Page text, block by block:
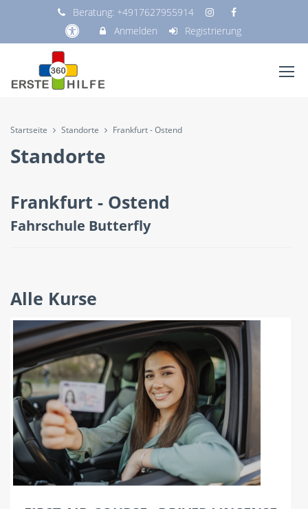
Beratung: +4917627955914
Anmelden
Registrierung
Startseite Standorte Frankfurt - Ostend
Standorte
Frankfurt - Ostend
Fahrschule Butterfly
Alle Kurse